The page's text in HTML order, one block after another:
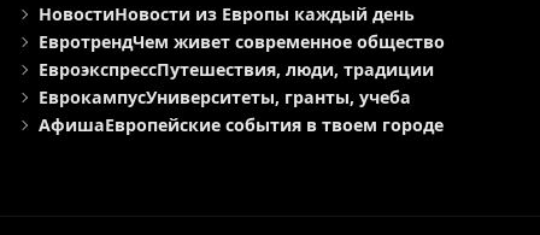
НовостиНовости из Европы каждый день
ЕвротрендЧем живет современное общество
ЕвроэкспрессПутешествия, люди, традиции
ЕврокампусУниверситеты, гранты, учеба
АфишаЕвропейские события в твоем городе